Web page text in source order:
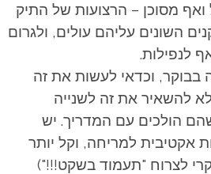
מסוכן – הרצועות של התיק
השונים עליהם עולים, ולגרום
לנפילות.
בבוקר, וכדאי לעשות את זה
להשאיר את זה לשנייה
הולכים עם המדריך. יש
אקטיבית למריחה, וקל יותר
לצרוח "תעמוד בשקט!!!")